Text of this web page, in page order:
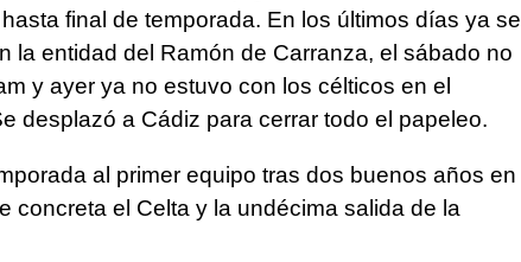
final de temporada. En los últimos días ya se
la entidad del Ramón de Carranza, el sábado no
y ayer ya no estuvo con los célticos en el
desplazó a Cádiz para cerrar todo el papeleo.
al primer equipo tras dos buenos años en
concreta el Celta y la undécima salida de la